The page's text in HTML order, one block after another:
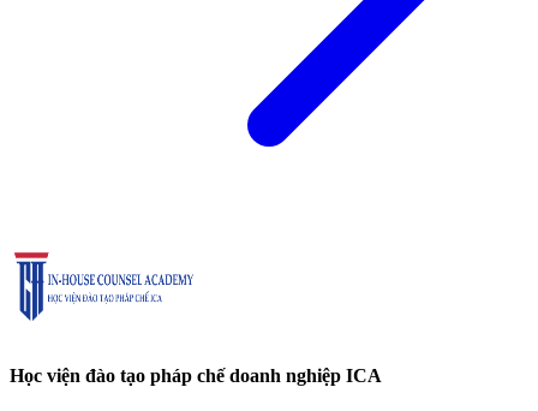
Học viện đào tạo pháp chế doanh nghiệp ICA